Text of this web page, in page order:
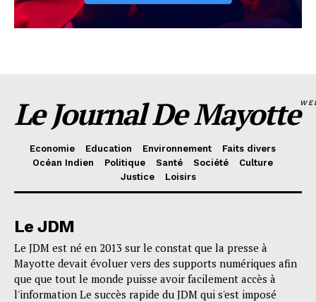
Le Journal De Mayotte
Economie Education Environnement
Faits divers
Océan Indien
Politique Santé Société
Culture
Justice
Loisirs
Le JDM
Le JDM est né en 2013 sur le constat que la presse à
Mayotte devait évoluer vers des supports numériques afin
que que tout le monde puisse avoir facilement accès à
l'information Le succès rapide du JDM qui s'est imposé